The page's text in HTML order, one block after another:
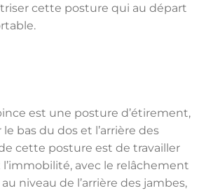
cette posture qui au départ
est une posture d’étirement,
bas du dos et l’arrière des
cette posture est de travailler
avec le relâchement
niveau de l’arrière des jambes,